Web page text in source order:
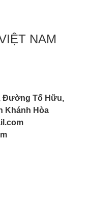
NAM
Đường Tố Hữu,
Khánh Hòa